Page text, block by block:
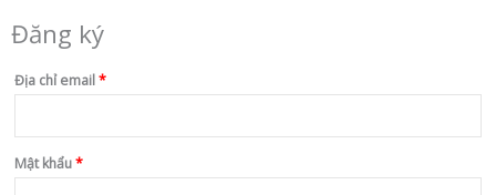
Đăng ký
Địa chỉ email*
Mật khẩu*